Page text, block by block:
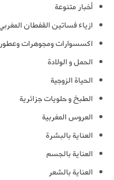
أخبار متنوعة
ازياء فساتين القفطان
اكسسوارات ومجوهرات وعطور
الحمل و الولادة
الحياة الزوجية
الطبخ و حلويات جزائرية
العروس المغربية
العناية بالبشرة
العناية بالجسم
العناية بالشعر